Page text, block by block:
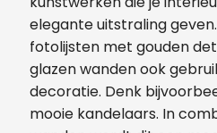
elegante uitstraling
fotolijsten met gouden
glazen wanden ook
decoratie. Denk
mooie kandelaars. In